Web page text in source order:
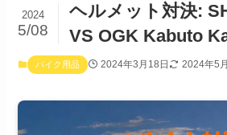
ヘルメット対決:
VS OGK Kabuto
2024
5/08
バイク用品 2024年3月18日 2024年5